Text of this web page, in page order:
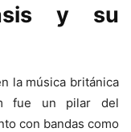
y su
la música británica
fue un pilar del
con bandas como